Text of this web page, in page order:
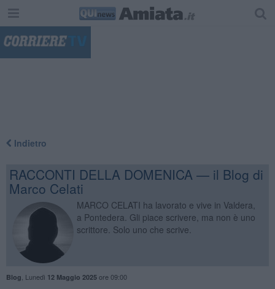
Indietro
RACCONTI DELLA DOMENICA — il Blog di
Marco Celati
MARCO CELATI ha lavorato e vive in Valdera,
a Pontedera. Gli piace scrivere, ma non è uno
scrittore. Solo uno che scrive.
Blog Lunedì 12 Maggio 2025ore 09:00